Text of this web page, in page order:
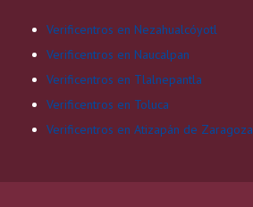
Verificentros en Nezahualcóyotl
Verificentros en Naucalpan
Verificentros en Tlalnepantla
Verificentros en Toluca
Verificentros en Atizapán de Zaragoza